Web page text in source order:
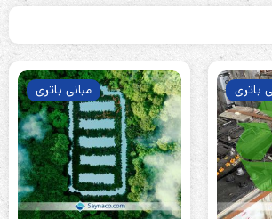
باتری مبانی باتری